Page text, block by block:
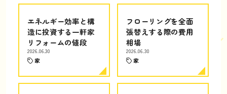
エネルギー効率と構
造に投資する一軒家
リフォームの値段
2026.06.30
家
フローリングを全面
張替えする際の費用
相場
2026.06.30
家